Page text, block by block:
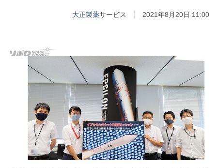
大正製薬サービス 2021年8月20日 11:00